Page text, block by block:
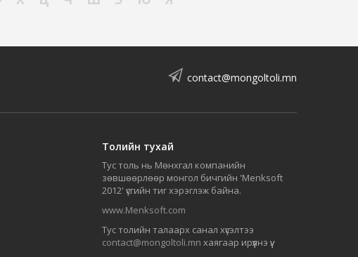
contact@mongoltoli.mn
Толийн тухай
Тус толь нь Мөнхгал компанийн
зөвшөөрлөөр монгол бичгийн 'Menksoft
2012' үсгийн тиг хэрэглэж байна.
www.Menksoft.com
Тус толийн талаарх санал хүсэлтээ
contact@mongoltoli.mn хаягаар ирүүлнэ үү.